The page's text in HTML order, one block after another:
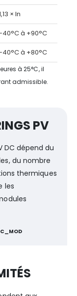
× In
à +90°C
à +80°C
à 25°C, il
admissible.
PV
DC dépend du
du nombre
thermiques
les